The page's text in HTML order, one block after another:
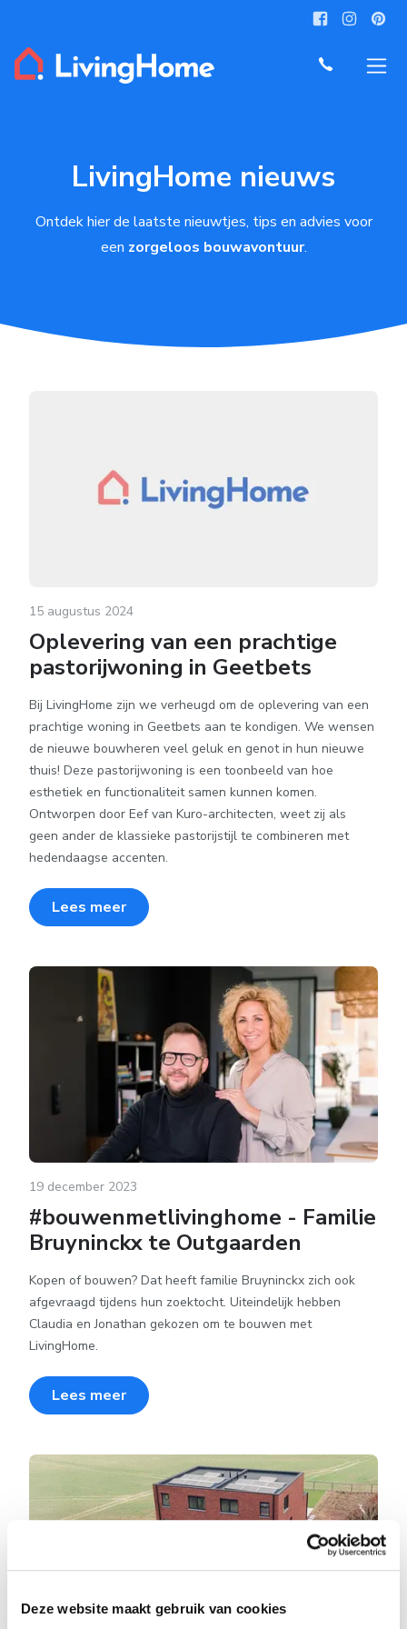
Deze website maakt gebruik van cookies
LivingHome nieuws
Ontdek hier de laatste nieuwtjes, tips en advies voor
een zorgeloos bouwavontuur.
15 augustus 2024
Oplevering van een prachtige
pastorijwoning in Geetbets
Bij LivingHome zijn we verheugd om de oplevering van een
prachtige woning in Geetbets aan te kondigen. We wensen
de nieuwe bouwheren veel geluk en genot in hun nieuwe
thuis! Deze pastorijwoning is een toonbeeld van hoe
esthetiek en functionaliteit samen kunnen komen.
Ontworpen door Eef van Kuro-architecten, weet zij als
geen ander de klassieke pastorijstijl te combineren met
hedendaagse accenten.
Lees meer
19 december 2023
#bouwenmetlivinghome - Familie
Bruyninckx te Outgaarden
Kopen of bouwen? Dat heeft familie Bruyninckx zich ook
afgevraagd tijdens hun zoektocht. Uiteindelijk hebben
Claudia en Jonathan gekozen om te bouwen met
LivingHome.
Lees meer